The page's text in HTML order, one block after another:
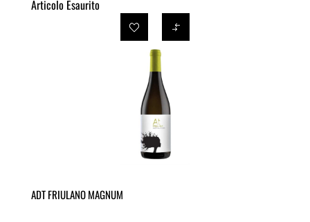
Articolo Esaurito
ADT FRIULANO MAGNUM